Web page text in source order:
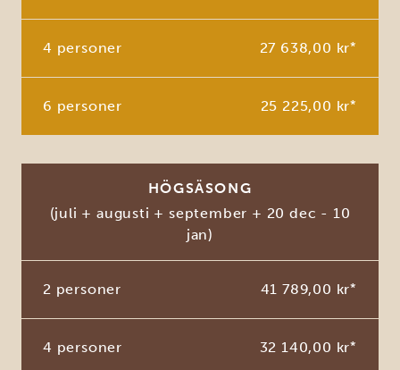
4 personer 27 638,00 kr*
6 personer 25 225,00 kr*
HÖGSÄSONG
(juli + augusti + september + 20 dec - 10
jan)
2 personer 41 789,00 kr*
4 personer 32 140,00 kr*